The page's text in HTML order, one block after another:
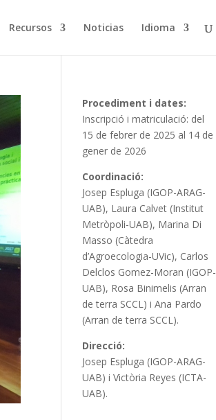
Recursos Noticias Idioma
Procediment i dates:
Inscripció i matriculació: del
15 de febrer de 2025 al 14 de
gener de 2026
Coordinació:
Josep Espluga (IGOP-ARAG-
UAB), Laura Calvet (Institut
Metròpoli-UAB), Marina Di
Masso (Càtedra
d’Agroecologia-UVic), Carlos
Delclos Gomez-Moran (IGOP-
UAB), Rosa Binimelis (Arran
de terra SCCL) i Ana Pardo
(Arran de terra SCCL).
Direcció:
Josep Espluga (IGOP-ARAG-
UAB) i Victòria Reyes (ICTA-
UAB).